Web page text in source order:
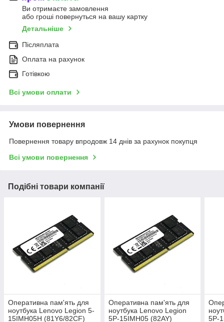
Ви отримаєте замовлення
або гроші повернуться на вашу картку
Детальніше
Післяплата
Оплата на рахунок
Готівкою
Всі умови оплати
Умови повернення
Повернення товару впродовж 14 днів за рахунок покупця
Всі умови повернення
Подібні товари компанії
Оперативна пам'ять для
ноутбука Lenovo Legion 5-
15IMH05H (81Y6/82CF)
Оперативна пам'ять для
ноутбука Lenovo Legion
5P-15IMH05 (82AY)
5P-